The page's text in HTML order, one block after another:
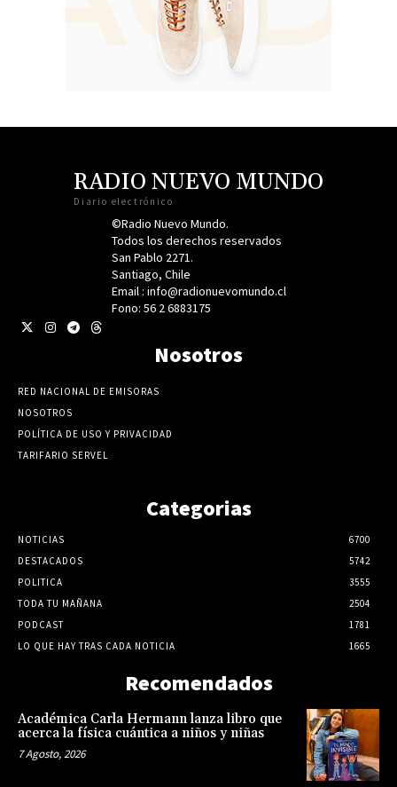
RADIO NUEVO MUNDO
Diario electrónico
©Radio Nuevo Mundo.
Todos los derechos reservados
San Pablo 2271.
Santiago, Chile
Email : info@radionuevomundo.cl
Fono: 56 2 6883175
Nosotros
RED NACIONAL DE EMISORAS
NOSOTROS
POLÍTICA DE USO Y PRIVACIDAD
TARIFARIO SERVEL
Categorias
NOTICIAS
6700
DESTACADOS
5742
POLITICA
3555
TODA TU MAÑANA
2504
PODCAST
1781
LO QUE HAY TRAS CADA NOTICIA
1665
Recomendados
Académica Carla Hermann lanza libro que
acerca la física cuántica a niños y niñas
7 Agosto, 2026